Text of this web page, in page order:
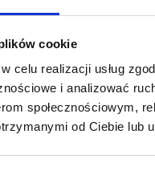
cookie
celu realizacji usług
i analizować
społecznościowym,
od Ciebie lub